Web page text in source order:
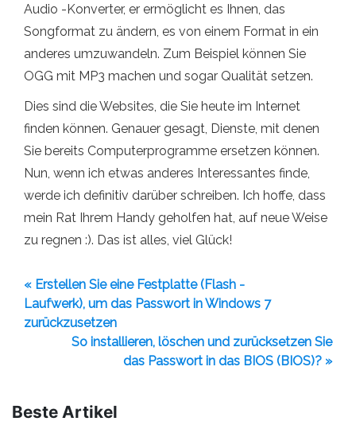
Audio -Konverter, er ermöglicht es Ihnen, das
Songformat zu ändern, es von einem Format in ein
anderes umzuwandeln. Zum Beispiel können Sie
OGG mit MP3 machen und sogar Qualität setzen.
Dies sind die Websites, die Sie heute im Internet
finden können. Genauer gesagt, Dienste, mit denen
Sie bereits Computerprogramme ersetzen können.
Nun, wenn ich etwas anderes Interessantes finde,
werde ich definitiv darüber schreiben. Ich hoffe, dass
mein Rat Ihrem Handy geholfen hat, auf neue Weise
zu regnen :). Das ist alles, viel Glück!
« Erstellen Sie eine Festplatte (Flash -
Laufwerk), um das Passwort in Windows 7
zurückzusetzen
So installieren, löschen und zurücksetzen Sie
das Passwort in das BIOS (BIOS)? »
Beste Artikel